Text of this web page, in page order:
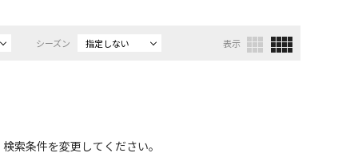
シーズン 指定しない 表示
索条件を変更してください。